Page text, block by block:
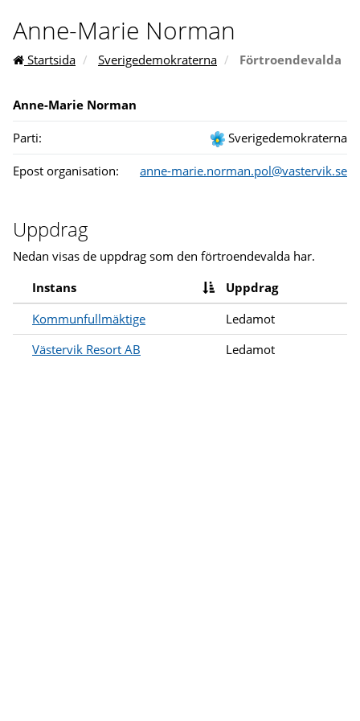
Anne-Marie Norman
Startsida Sverigedemokraterna Förtroendevalda
Anne-Marie Norman
Sverigedemokraterna
Parti:
anne-marie.norman.pol@vastervik.se
Epost organisation:
Uppdrag
Nedan visas de uppdrag som den förtroendevalda har.
Instans
Uppdrag
Kommunfullmäktige
Ledamot
Västervik Resort AB
Ledamot